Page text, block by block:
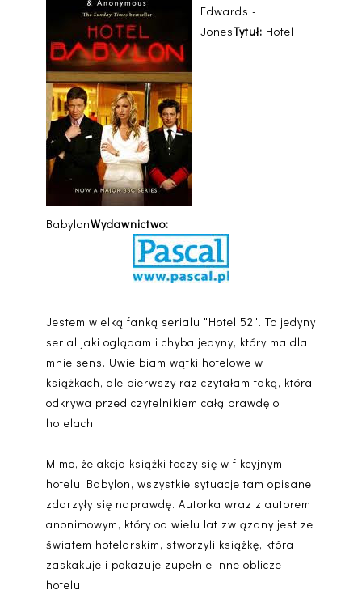
Edwards -
JonesTytuł: Hotel
BabylonWydawnictwo:
Jestem wielką fanką serialu "Hotel 52". To jedyny
serial jaki oglądam i chyba jedyny, który ma dla
mnie sens. Uwielbiam wątki hotelowe w
książkach, ale pierwszy raz czytałam taką, która
odkrywa przed czytelnikiem całą prawdę o
hotelach.
Mimo, że akcja książki toczy się w fikcyjnym
hotelu Babylon, wszystkie sytuacje tam opisane
zdarzyły się naprawdę. Autorka wraz z autorem
anonimowym, który od wielu lat związany jest ze
światem hotelarskim, stworzyli książkę, która
zaskakuje i pokazuje zupełnie inne oblicze
hotelu.